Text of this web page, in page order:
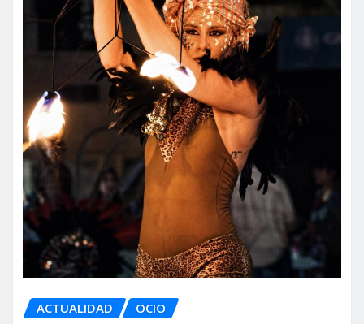
ACTUALIDAD OCIO